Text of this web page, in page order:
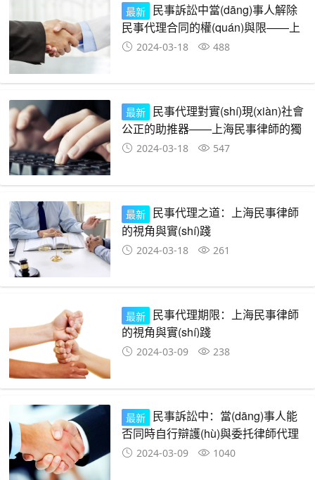
最新 民事訴訟中當(dāng)事人解除
民事代理合同的權(quán)與限——上
海民事訴訟律師的視角
2024-03-18 488
最新 民事代理對實(shí)現(xiàn)社會
公正的助推器——上海民事律師的獨
(dú)特視角
2024-03-18 547
最新 民事代理之道：上海民事律師
的視角與實(shí)踐
2024-03-18 261
最新 民事代理期限：上海民事律師
的視角與實(shí)踐
2024-03-09 238
最新 民事訴訟中：當(dāng)事人能
否同時自行辯護(hù)與委托律師代理
2024-03-09 1040